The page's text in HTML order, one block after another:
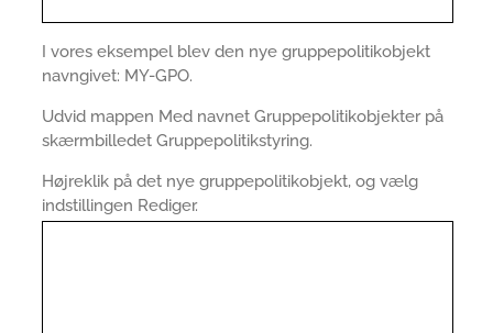
I vores eksempel blev den nye gruppepolitikobjekt
navngivet: MY-GPO.
Udvid mappen Med navnet Gruppepolitikobjekter på
skærmbilledet Gruppepolitikstyring.
Højreklik på det nye gruppepolitikobjekt, og vælg
indstillingen Rediger.